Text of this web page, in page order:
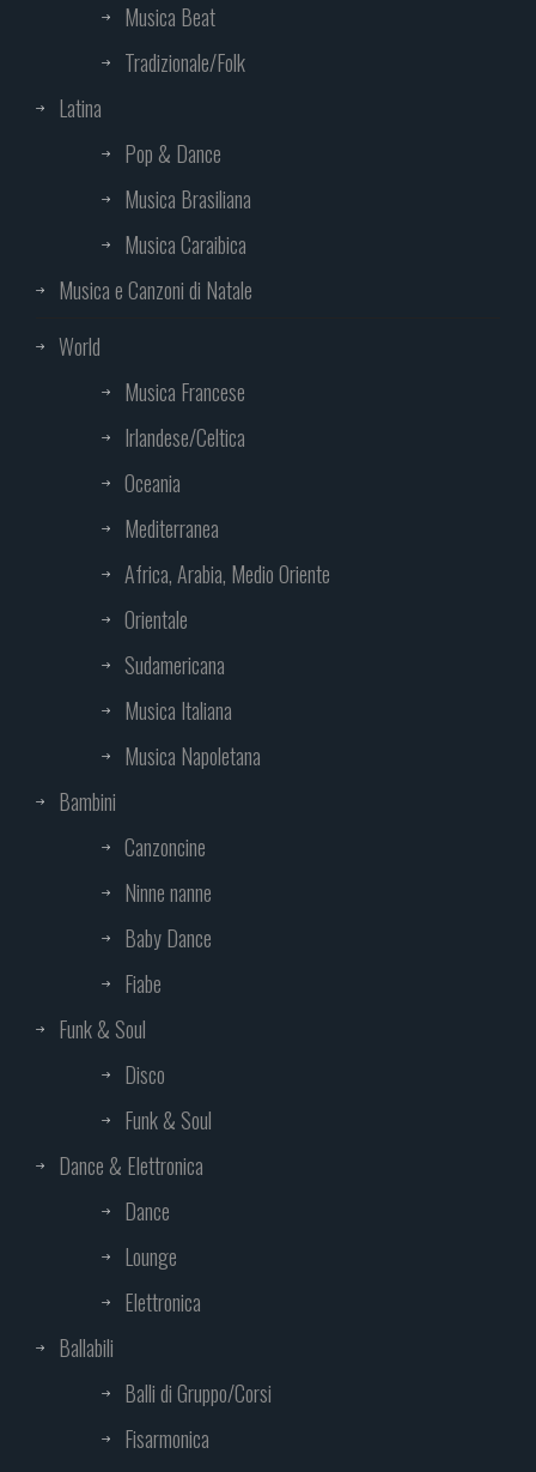
Musica Beat
Tradizionale/Folk
Latina
Pop & Dance
Musica Brasiliana
Musica Caraibica
Musica e Canzoni di Natale
World
Musica Francese
Irlandese/Celtica
Oceania
Mediterranea
Africa, Arabia, Medio Oriente
Orientale
Sudamericana
Musica Italiana
Musica Napoletana
Bambini
Canzoncine
Ninne nanne
Baby Dance
Fiabe
Funk & Soul
Disco
Funk & Soul
Dance & Elettronica
Dance
Lounge
Elettronica
Ballabili
Balli di Gruppo/Corsi
Fisarmonica